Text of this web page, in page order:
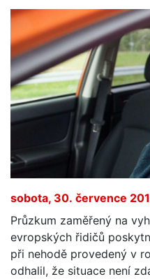
sobota, 30. července
Průzkum zaměřený na
evropských řidičů
při nehodě provedený v
odhalil, že situace není